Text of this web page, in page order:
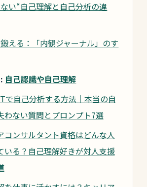
い“自己理解と自己分析の違
える：「内観ジャーナル」のす
自己認識や自己理解
で自己分析する方法｜本当の自
わない質問とプロンプト7選
コンサルタント資格はどんな人
いる？自己理解好きが対人支援